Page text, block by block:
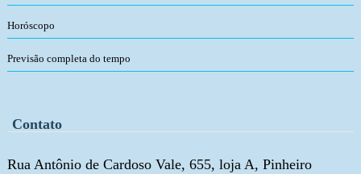
Horóscopo
Previsão completa do tempo
Contato
Rua Antônio de Cardoso Vale, 655, loja A, Pinheiro